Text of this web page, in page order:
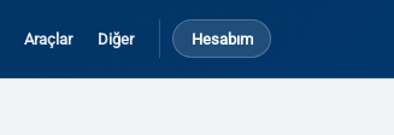
Araçlar Diğer Hesabım